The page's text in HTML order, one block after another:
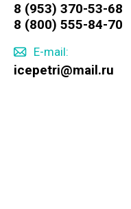
8 (953) 370-53-68
8 (800) 555-84-70
E-mail:
icepetri@mail.ru